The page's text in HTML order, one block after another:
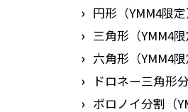
円形（YMM4限定
三角形（YMM4限
六角形（YMM4限
ドロネー三角形
ボロノイ分割（